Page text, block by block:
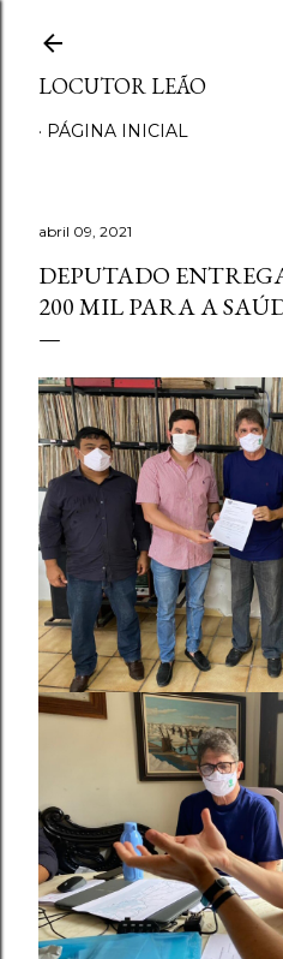
LOCUTOR LEÃO
PÁGINA INICIAL
abril 09, 2021
DEPUTADO
200 MIL PARA A